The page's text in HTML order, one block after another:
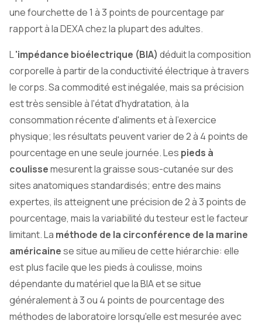
une fourchette de 1 à 3 points de pourcentage par
rapport à la DEXA chez la plupart des adultes.
L'impédance bioélectrique (BIA) déduit la composition
corporelle à partir de la conductivité électrique à travers
le corps. Sa commodité est inégalée, mais sa précision
est très sensible à l'état d'hydratation, à la
consommation récente d'aliments et à l'exercice
physique; les résultats peuvent varier de 2 à 4 points de
pourcentage en une seule journée. Les pieds à
coulissemesurent la graisse sous-cutanée sur des
sites anatomiques standardisés; entre des mains
expertes, ils atteignent une précision de 2 à 3 points de
pourcentage, mais la variabilité du testeur est le facteur
limitant. La méthode de la circonférence de la marine
américainese situe au milieu de cette hiérarchie: elle
est plus facile que les pieds à coulisse, moins
dépendante du matériel que la BIA et se situe
généralement à 3 ou 4 points de pourcentage des
méthodes de laboratoire lorsqu'elle est mesurée avec